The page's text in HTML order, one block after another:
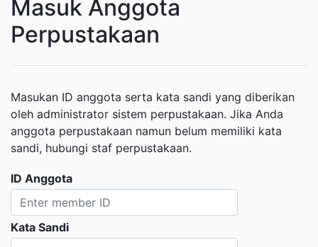
Masuk Anggota
Perpustakaan
Masukan ID anggota serta kata sandi yang diberikan
oleh administrator sistem perpustakaan. Jika Anda
anggota perpustakaan namun belum memiliki kata
sandi, hubungi staf perpustakaan.
ID Anggota
Kata Sandi